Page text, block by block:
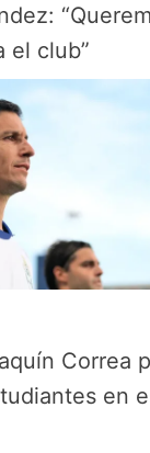
el club”
Correa
en